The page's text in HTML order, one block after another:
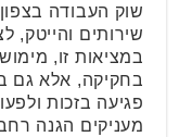
שוק העבודה
שירותים והייטק,
במציאות זו,
בחקיקה, אלא גם
פגיעה בזכות
מעניקים הגנה